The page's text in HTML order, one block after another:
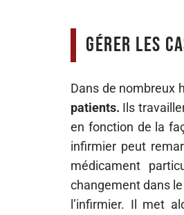
Gérer les
Dans de nombreux
patients. Ils
en fonction de la
infirmier peut
médicament
changement dans
l’infirmier. Il met